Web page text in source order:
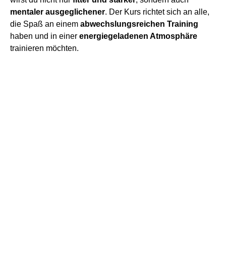
mentaler ausgeglichener. Der Kurs richtet sich an alle,
die Spaß an einem abwechslungsreichen Training
haben und in einer energiegeladenen Atmosphäre
trainieren möchten.